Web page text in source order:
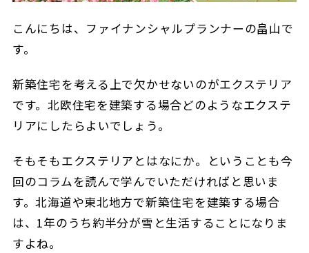
こんにちは、ファイナンシャルプランナーの畠山で
す。
新築住宅を考える上で欠かせないのがエクステリア
です。北欧住宅を建築する場合どのようなエクステ
リアにしたらよいでしょう。
そもそもエクステリアとはなにか。ということも今
回のコラムを読んで学んでいただければと思いま
す。北海道や東北地方で新築住宅を建築する場合
は、1年のうち約半分が雪と生活することになりま
すよね。